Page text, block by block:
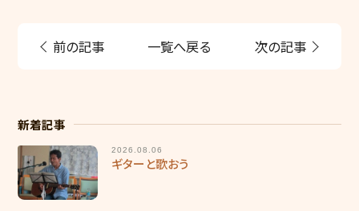
前の記事 一覧へ戻る 次の記事
新着記事
2026.08.06
ギターと歌おう